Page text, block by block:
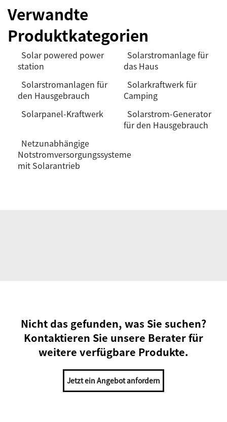
Verwandte
Produktkategorien
Solar powered power
station
Solarstromanlage für
das Haus
Solarstromanlagen für
den Hausgebrauch
Solarkraftwerk für
Camping
Solarpanel-Kraftwerk
Solarstrom-Generator
für den Hausgebrauch
Netzunabhängige
Notstromversorgungssysteme
mit Solarantrieb
Nicht das gefunden, was Sie suchen?
Kontaktieren Sie unsere Berater für
weitere verfügbare Produkte.
Jetzt ein Angebot anfordern